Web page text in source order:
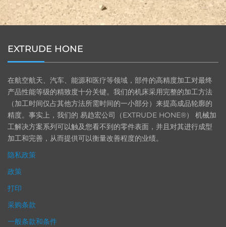
EXTRUDE HONE
在航空航天、汽车、能源和医疗等领域，部件的高精度加工对最终
产品性能等级的精致度十分关键。我们的机床采用完整的加工方法
（加工时间仅占其他方法所需时间的一小部分）来提高成品轮廓的
精度。事实上，我们的 易趋宏公司（EXTRUDE HONE®） 机械加
工解决方案系列可以触及您看不到的零件表面，并且对其进行成型
加工和完善，从而提供可以衡量改善程度的业绩。
隐私政策
政策
打印
采购条款
一般条款和条件